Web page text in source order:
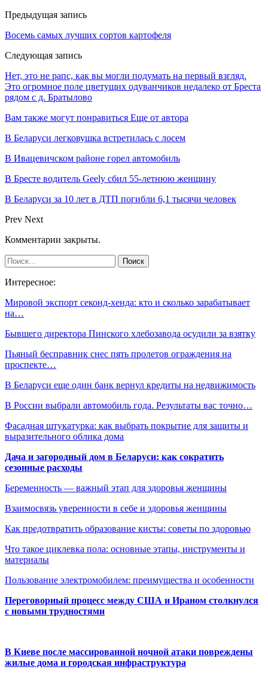
Предыдущая запись
Восемь самых лучших сортов картофеля
Следующая запись
Нет, это не рапс, как вы могли подумать на первый взгляд.
Это огромное поле цветущих одуванчиков недалеко от Бреста
рядом с д. Братылово
Вам также могут понравиться Еще от автора
В Беларуси легковушка встретилась с лосем
В Ивацевичском районе горел автомобиль
В Бресте водитель Geely сбил 55-летнюю женщину
В Беларуси за 10 лет в ДТП погибли 6,1 тысячи человек
Prev Next
Комментарии закрыты.
Интересное:
Мировой экспорт секонд-хенда: кто и сколько зарабатывает
на…
Бывшего директора Пинского хлебозавода осудили за взятку
Пьяный бесправник снес пять пролетов ограждения на
проспекте…
В Беларуси еще один банк вернул кредиты на недвижимость
В России выбрали автомобиль года. Результаты вас точно…
Фасадная штукатурка: как выбрать покрытие для защиты и
выразительного облика дома
Дача и загородный дом в Беларуси: как сократить
сезонные расходы
Беременность — важный этап для здоровья женщины
Взаимосвязь уверенности в себе и здоровья женщины
Как предотвратить образование кисты: советы по здоровью
Что такое циклевка пола: основные этапы, инструменты и
материалы
Пользование электромобилем: преимущества и особенности
Переговорный процесс между США и Ираном столкнулся
с новыми трудностями
В Киеве после массированной ночной атаки повреждены
жилые дома и городская инфраструктура